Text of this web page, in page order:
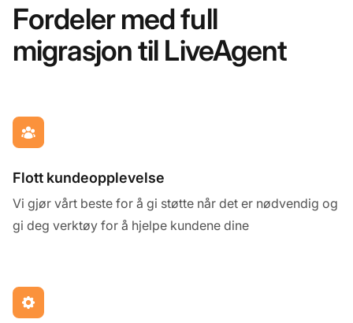
Fordeler med full
migrasjon til LiveAgent
Flott kundeopplevelse
Vi gjør vårt beste for å gi støtte når det er nødvendig og
gi deg verktøy for å hjelpe kundene dine